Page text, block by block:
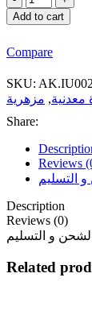
Silver
Living
Vase
Large
30x20x20
quantity
Add to cart
Compare
SKU:
معدنية, مزهرية
Share:
Reviews
التسليم
Description
Reviews (0)
الشحن و التسليم
Related